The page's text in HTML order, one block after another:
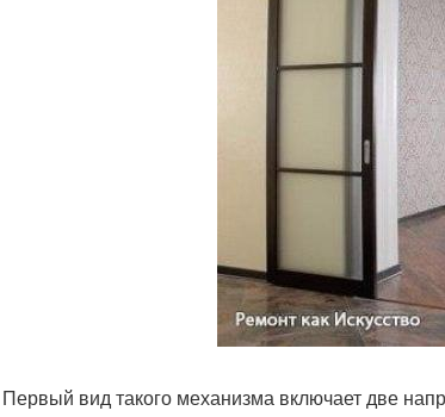
Первый вид такого механизма включает две